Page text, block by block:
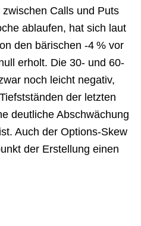
Calls und Puts
ablaufen, hat sich laut
den bärischen -4 % vor
erholt. Die 30- und 60-
noch leicht negativ,
der letzten
deutliche Abschwächung
Auch der Options-Skew
der Erstellung einen